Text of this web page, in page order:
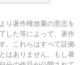
り著作権放棄の意志を
した等によって、著作
。これらはすべて証拠
はありません。もし著